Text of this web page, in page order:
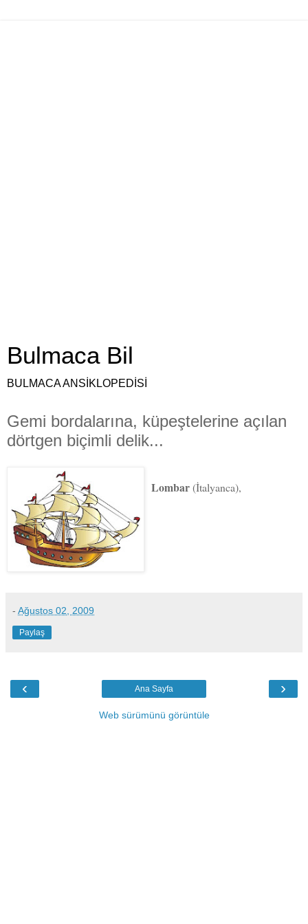
Bulmaca Bil
BULMACA ANSİKLOPEDİSİ
Gemi bordalarına, küpeştelerine açılan
dörtgen biçimli delik...
Lombar(İtalyanca),
- Ağustos 02, 2009
Paylaş
‹ ›
Ana Sayfa
Web sürümünü görüntüle